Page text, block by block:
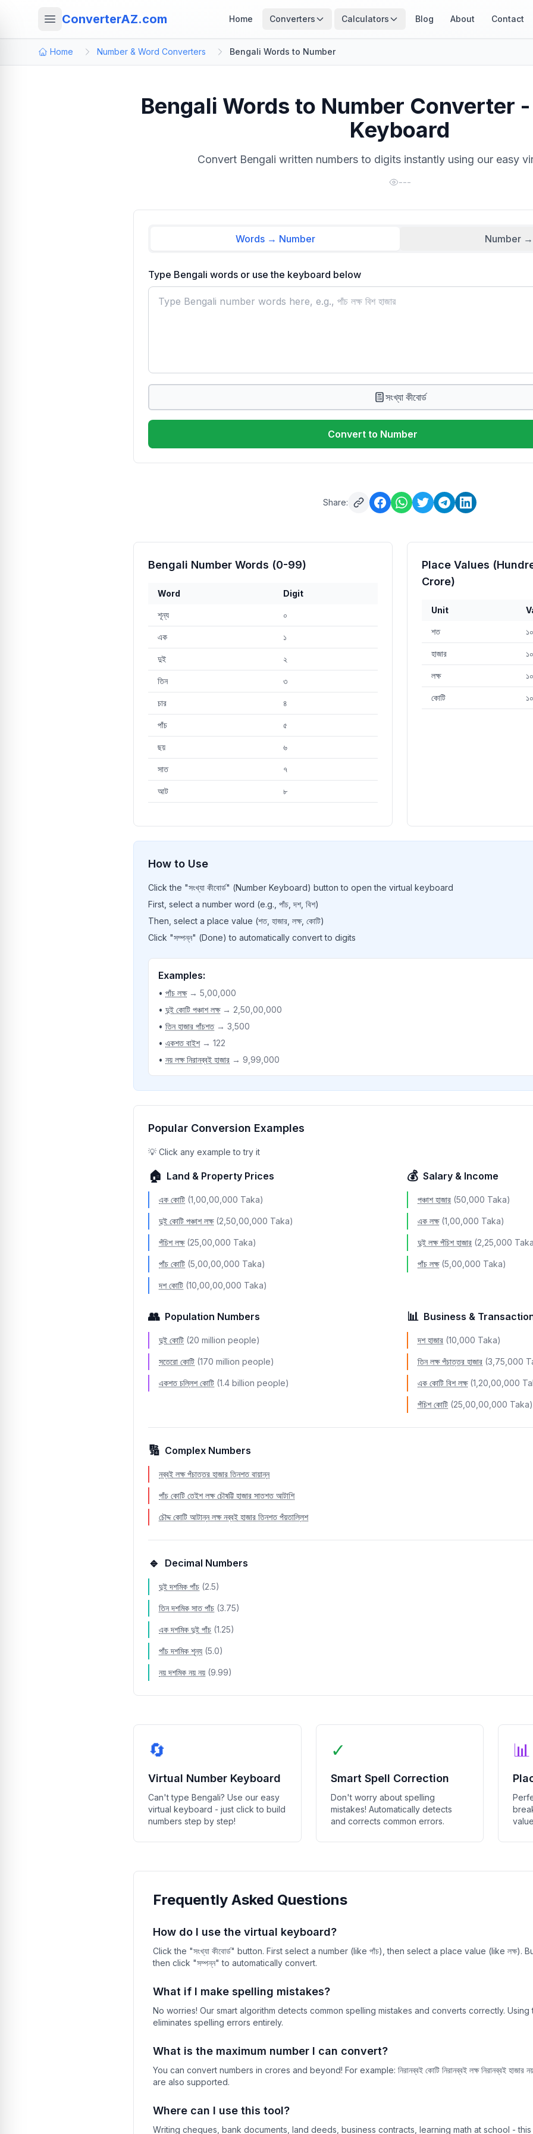
ConverterAZ.com Home Converters Calculators Blog About Contact
Home Number & Word Converters Bengali Words to Number
Bengali Words to Number Converter
Keyboard
Convert Bengali written numbers to digits instantly using our easy
---
Words → Number Number
Type Bengali words or use the keyboard below
সংখ্যা কীবোর্ড
Convert to Number
Share:
Bengali Number Words (0-99)
Word Digit
শূন্য ০
এক ১
দুই ২
তিন ৩
চার ৪
পাঁচ ৫
ছয় ৬
সাত ৭
আট ৮
তেরো ১৩
চৌদ্দ ১৪
১৫
সতেরো
আঠারো
ঊনিশ
একুশ ২১
বত্রিশ
তেত্রিশ
চৌত্রিশ
পঁয়ত্রিশ ৩৫
সাঁইত্রিশ ৩৭
আটত্রিশ
ঊনচল্লিশ
চল্লিশ ৪০
একচল্লিশ ৪১
বিয়াল্লিশ ৪২
তেতাল্লিশ
চুয়াল্লিশ
পঁয়তাল্লিশ
ছেচল্লিশ
সাতচল্লিশ
আটচল্লিশ
ঊনপঞ্চাশ ৪৯
তিপ্পান্ন
চুয়ান্ন ৫৪
পঞ্চান্ন
সাতান্ন ৫৭
আটান্ন ৫৮
ষাট ৬০
চৌষট্টি
পঁয়ষট্টি ৬৫
ছেষট্টি ৬৬
আটষট্টি ৬৮
Place Values
Crore)
Unit
শত
হাজার
লক্ষ
কোটি
How to Use
Click the "সংখ্যা কীবোর্ড" (Number Keyboard) button to open the virtual keyboard
First, select a number word (e.g., পাঁচ, দশ, বিশ)
Then, select a place value (শত, হাজার, লক্ষ, কোটি)
Click "সম্পন্ন" (Done) to automatically convert to digits
Examples:
• পাঁচ লক্ষ → 5,00,000
• দুই কোটি পঞ্চাশ লক্ষ → 2,50,00,000
• তিন হাজার পাঁচশত → 3,500
• একশত বাইশ → 122
• নয় লক্ষ নিরানব্বই হাজার → 9,99,000
Popular Conversion Examples
💡 Click any example to try it
🏠 Land & Property Prices
এক কোটি (1,00,00,000 Taka)
দুই কোটি পঞ্চাশ লক্ষ (2,50,00,000 Taka)
পঁচিশ লক্ষ (25,00,000 Taka)
পাঁচ কোটি (5,00,00,000 Taka)
দশ কোটি (10,00,00,000 Taka)
💰 Salary & Income
পঞ্চাশ হাজার (50,000 Taka)
এক লক্ষ (1,00,000 Taka)
দুই লক্ষ পঁচিশ হাজার (2,25,000
পাঁচ লক্ষ (5,00,000 Taka)
👥 Population Numbers
দুই কোটি (20 million people)
সতেরো কোটি (170 million people)
একশত চল্লিশ কোটি (1.4 billion people)
📊 Business &
দশ হাজার (10,000 Taka)
তিন লক্ষ পঁচাত্তর হাজার (3,75,000
এক কোটি বিশ লক্ষ (1,20,00,000
পঁচিশ কোটি (25,00,00,000 Taka)
🔢 Complex Numbers
নব্বই লক্ষ পঁচাত্তর হাজার তিনশত বায়ান্ন
পাঁচ কোটি তেইশ লক্ষ চৌষট্টি হাজার সাতশত আটাশি
চৌদ্দ কোটি আটান্ন লক্ষ নব্বই হাজার তিনশত পঁয়তাল্লিশ
🔹 Decimal Numbers
দুই দশমিক পাঁচ (2.5)
তিন দশমিক সাত পাঁচ (3.75)
এক দশমিক দুই পাঁচ (1.25)
পাঁচ দশমিক শূন্য (5.0)
নয় দশমিক নয় নয় (9.99)
🔄
Virtual Number Keyboard
Can't type Bengali? Use our easy
virtual keyboard - just click to build
numbers step by step!
✓
Smart Spell Correction
Don't worry about spelling
mistakes! Automatically detects
and corrects common errors.
📊
Frequently Asked Questions
How do I use the virtual keyboard?
Click the "সংখ্যা কীবোর্ড" button. First select a number (like পাঁচ), then select a place value (like লক্ষ).
then click "সম্পন্ন" to automatically convert.
What if I make spelling mistakes?
No worries! Our smart algorithm detects common spelling mistakes and converts correctly.
eliminates spelling errors entirely.
What is the maximum number I can convert?
You can convert numbers in crores and beyond! For example: নিরানব্বই কোটি নিরানব্বই লক্ষ নিরানব্বই হাজার
are also supported.
Where can I use this tool?
Writing cheques, bank documents, land deeds, business contracts, learning math at school -